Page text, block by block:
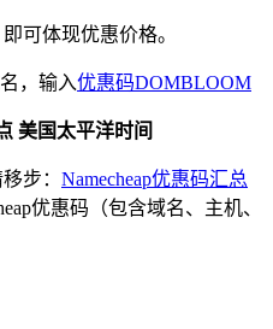
可体现优惠价格。
，输入优惠码DOMBLOOM
美国太平洋时间
步： Namecheap优惠码汇总
优惠码（包含域名、主机、